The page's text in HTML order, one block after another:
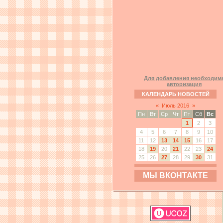
Для добавления
авторизация
КАЛЕНДАРЬ НОВОСТЕЙ
«
Июль 2016 »
Пн
Вт Ср Чт Пт Сб
Вс
1
2
3
4
5 6 7 8 9
10
11
12 13 14 15 16
17
18
19 20 21 22 23
24
25
26 27 28 29 30 31
МЫ ВКОНТАКТЕ